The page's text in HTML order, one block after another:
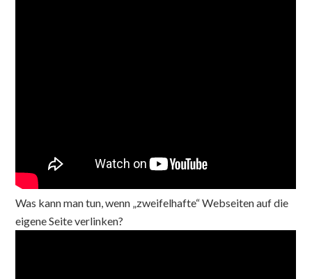
Was kann man tun, wenn „zweifelhafte“ Webseiten auf die
eigene Seite verlinken?